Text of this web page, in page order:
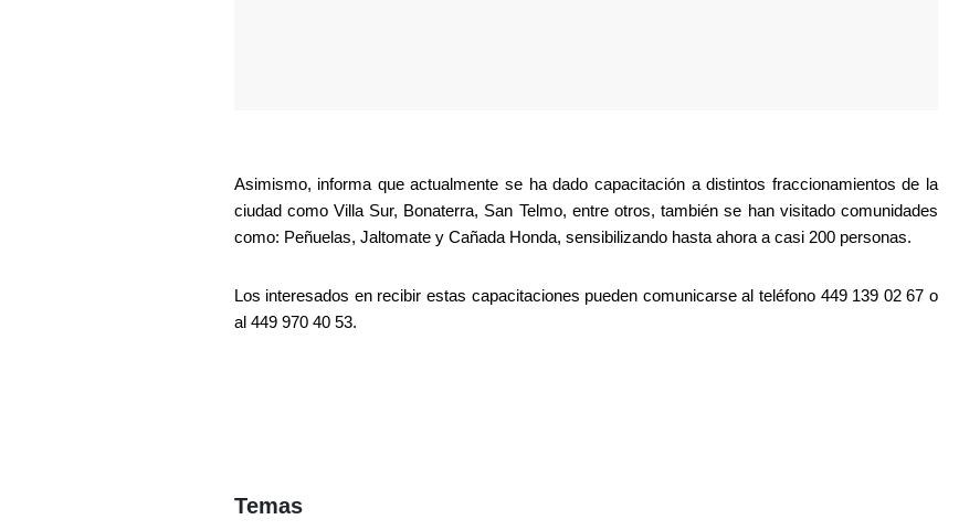
Asimismo, informa que actualmente se ha dado capacitación a distintos fraccionamientos de la
ciudad como Villa Sur, Bonaterra, San Telmo, entre otros, también se han visitado comunidades
como: Peñuelas, Jaltomate y Cañada Honda, sensibilizando hasta ahora a casi 200 personas.
Los interesados en recibir estas capacitaciones pueden comunicarse al teléfono 449 139 02 67 o
al 449 970 40 53.
Temas